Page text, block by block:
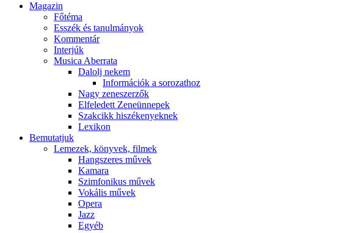
Magazin
Főtéma
Esszék és tanulmányok
Kommentár
Interjúk
Musica Aberrata
Dalolj nekem
Információk a sorozathoz
Nagy zeneszerzők
Elfeledett Zeneünnepek
Szakcikk hiszékenyeknek
Lexikon
Bemutatjuk
Lemezek, könyvek, filmek
Hangszeres művek
Kamara
Szimfonikus művek
Vokális művek
Opera
Jazz
Egyéb